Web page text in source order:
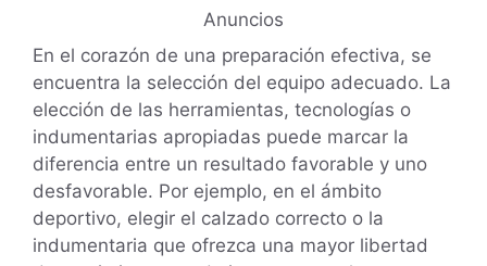
Anuncios
En el corazón de una preparación efectiva, se
encuentra la selección del equipo adecuado. La
elección de las herramientas, tecnologías o
indumentarias apropiadas puede marcar la
diferencia entre un resultado favorable y uno
desfavorable. Por ejemplo, en el ámbito
deportivo, elegir el calzado correcto o la
indumentaria que ofrezca una mayor libertad